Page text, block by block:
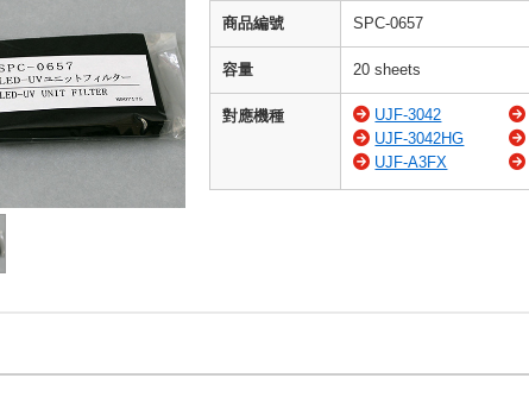
商品編號 SPC-0657
容量 20 sheets
對應機種 UJF-3042
UJF-3042HG
UJF-A3FX